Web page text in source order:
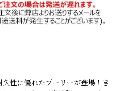
性に優れたプーリーが登場！き